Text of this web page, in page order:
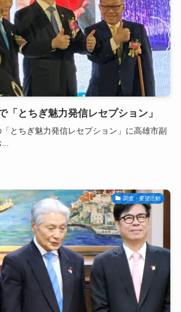
「とちぎ魅力発信レセプション」
とちぎ魅力発信レセプション」に高雄市副
調査・要望活動